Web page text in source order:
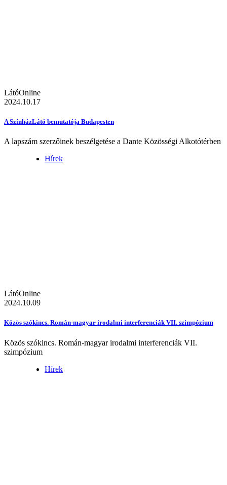
LátóOnline
2024.10.17
A SzínházLátó bemutatója Budapesten
A lapszám szerzőinek beszélgetése a Dante Közösségi Alkotótérben
Hírek
LátóOnline
2024.10.09
Közös szókincs. Román-magyar irodalmi interferenciák VII. szimpózium
Közös szókincs. Román-magyar irodalmi interferenciák VII.
szimpózium
Hírek